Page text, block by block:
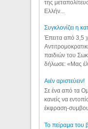
της
Ελλήν...
Συγκλονίζει η
Έπειτα από 3,5
παιδιών του
δήλωσε: «Μας
Aιέν αριστεύειν!
Σε ένα από τα
κανείς να
έκφραση-
Το πείραμα